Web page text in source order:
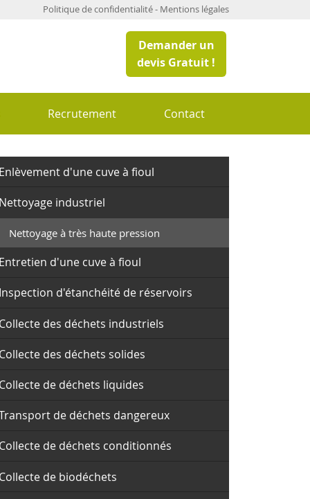
Politique de confidentialité- Mentions légales
Demander un
devis Gratuit !
Recrutement Contact
Enlèvement d'une cuve à fioul
Nettoyage industriel
Nettoyage à très haute pression
Entretien d'une cuve à fioul
Inspection d'étanchéité de réservoirs
Collecte des déchets industriels
Collecte des déchets solides
Collecte de déchets liquides
de déchets dangereux
Collecte de déchets conditionnés
Collecte de biodéchets